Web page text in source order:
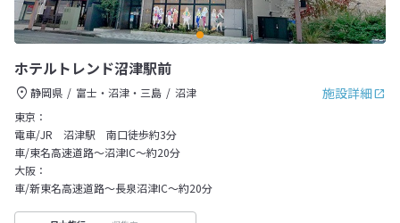
ホテルトレンド沼津駅前
施設詳細
静岡県 富士・沼津・三島
沼津
東京：
電車/JR 沼津駅 南口徒歩約3分
車/東名高速道路～沼津IC～約20分
大阪：
車/新東名高速道路～長泉沼津IC～約20分